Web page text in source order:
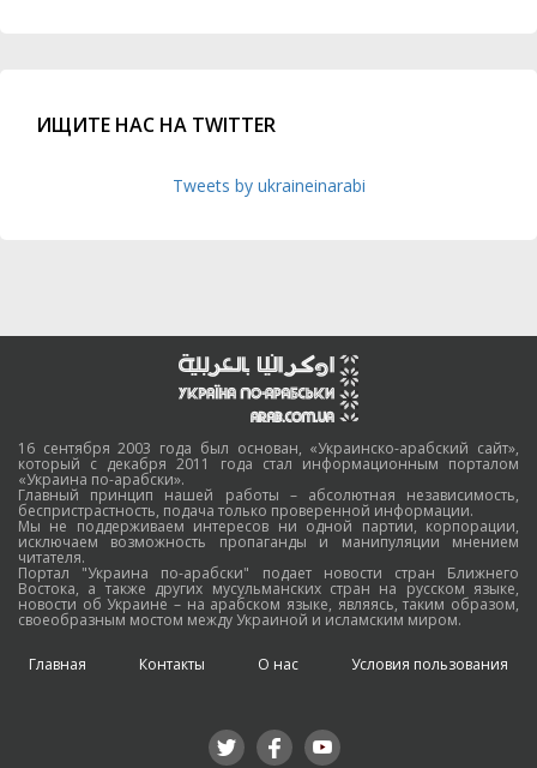
ИЩИТЕ НАС НА TWITTER
Tweets by ukraineinarabi
16 сентября 2003 года был основан, «Украинско-арабский сайт»,
который с декабря 2011 года стал информационным порталом
«Украина по-арабски».
Главный принцип нашей работы – абсолютная независимость,
беспристрастность, подача только проверенной информации.
Мы не поддерживаем интересов ни одной партии, корпорации,
исключаем возможность пропаганды и манипуляции мнением
читателя.
Портал "Украина по-арабски" подает новости стран Ближнего
Востока, а также других мусульманских стран на русском языке,
новости об Украине – на арабском языке, являясь, таким образом,
своеобразным мостом между Украиной и исламским миром.
Главная Контакты О нас Условия пользования